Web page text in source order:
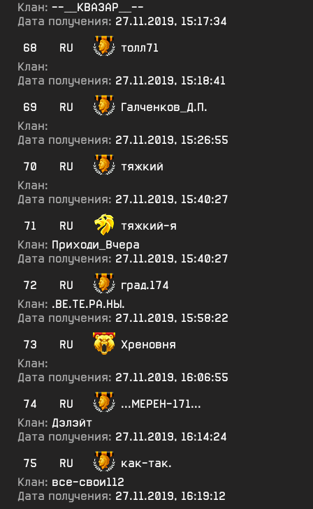
Клан: --__КВАЗАР__--
Дата получения: 27.11.2019, 15:17:34
68
RU
толл71
Клан:
Дата получения: 27.11.2019, 15:18:41
69
RU
Галченков_Д.П.
Клан:
Дата получения: 27.11.2019, 15:26:55
70
RU
тяжкий
Клан:
Дата получения: 27.11.2019, 15:40:27
71
RU
тяжкий-я
Клан: Приходи_Вчера
Дата получения: 27.11.2019, 15:40:27
72
RU
град.174
Клан: .ВЕ.ТЕ.РА.НЫ.
Дата получения: 27.11.2019, 15:58:22
73
RU
Хреновня
Клан:
Дата получения: 27.11.2019, 16:06:55
74
RU
...МЕРЕН-171...
Клан: Дэлэйт
Дата получения: 27.11.2019, 16:14:24
75
RU
как-так.
Клан: все-свои112
Дата получения: 27.11.2019, 16:19:12